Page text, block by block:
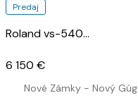
Predaj
Roland vs-540…
Nové Zámky - Nový Gúg
6 150 €